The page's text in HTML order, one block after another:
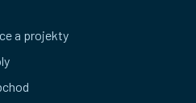
a projekty